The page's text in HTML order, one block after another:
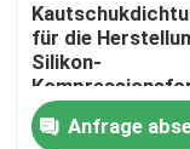
für die
Silikon-
hohe Effizienz aus
ChinaAnfrage